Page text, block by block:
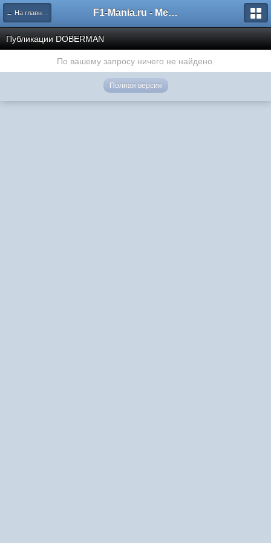
← На главную F1-Mania.ru - Международный чемпионат по симрейсингу
Публикации DOBERMAN
По вашему запросу ничего не найдено.
Полная версия